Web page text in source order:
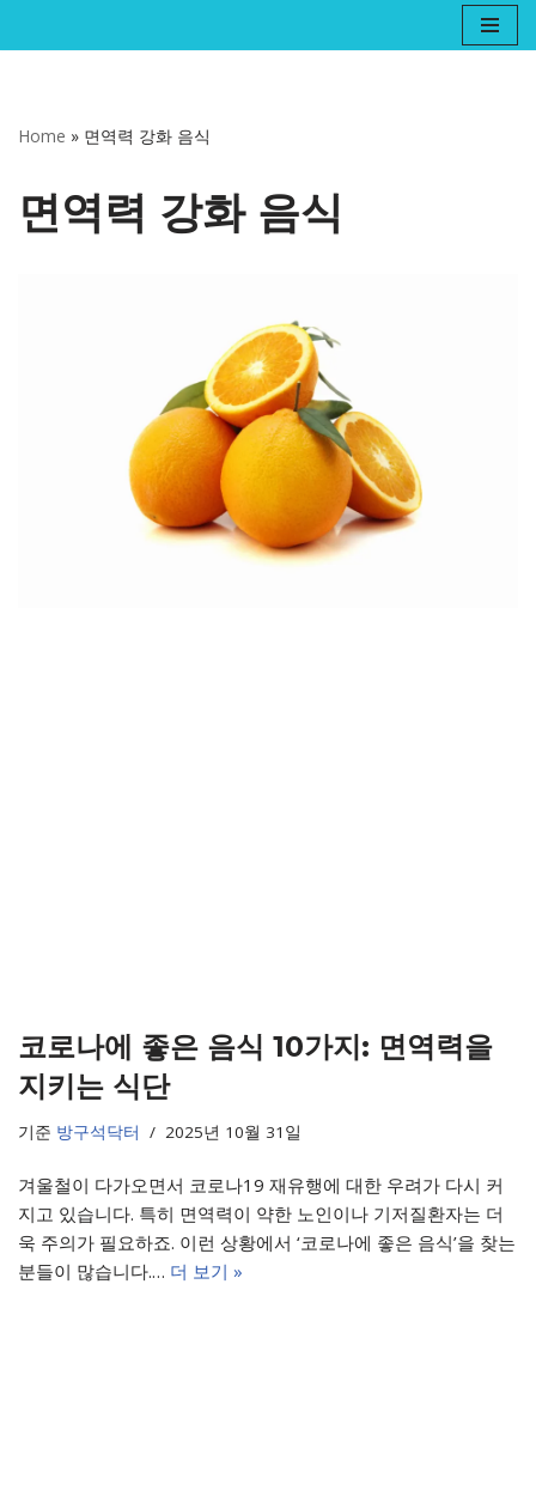
너
뛰
Home » 면역력 강화 음식
면역력 강화 음식
코로나에 좋은 음식 10가지: 면역력을
지키는 식단
기준 방구석닥터 2025년 10월 31일
겨울철이 다가오면서 코로나19 재유행에 대한 우려가 다시 커
지고 있습니다. 특히 면역력이 약한 노인이나 기저질환자는 더
욱 주의가 필요하죠. 이런 상황에서 ‘코로나에 좋은 음식’을 찾는
분들이 많습니다.… 더 보기 »